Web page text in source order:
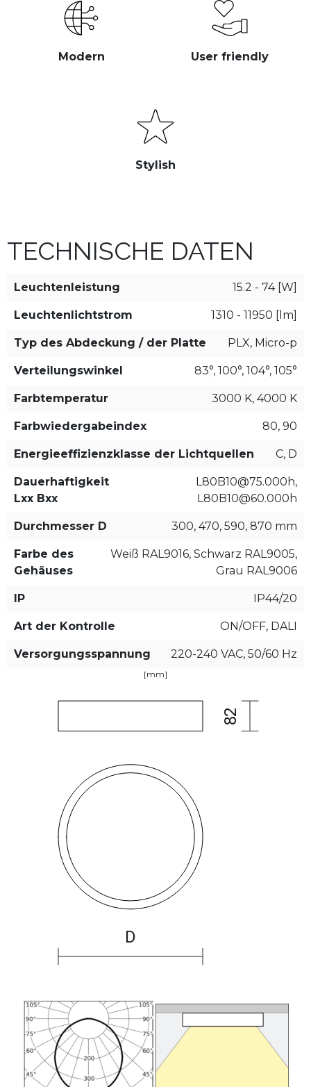
Modern User friendly
Stylish
TECHNISCHE DATEN
Leuchtenleistung 15.2 - 74 [W]
Leuchtenlichtstrom 1310 - 11950 [lm]
Typ des Abdeckung / der Platte PLX, Micro-p
Verteilungswinkel 83°, 100°, 104°, 105°
Farbtemperatur 3000 K, 4000 K
Farbwiedergabeindex 80, 90
Energieeffizienzklasse der Lichtquellen C, D
Dauerhaftigkeit
Lxx Bxx
L80B10@75.000h,
L80B10@60.000h
Durchmesser D 300, 470, 590, 870 mm
Farbe des
Gehäuses
Weiß RAL9016, Schwarz RAL9005,
Grau RAL9006
IP IP44/20
Art der Kontrolle ON/OFF, DALI
Versorgungsspannung 220-240 VAC, 50/60 Hz
[mm]